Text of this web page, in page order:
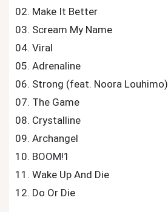
02. Make It Better
03. Scream My Name
04. Viral
05. Adrenaline
06. Strong (feat. Noora Louhimo)
07. The Game
08. Crystalline
09. Archangel
10. BOOM!1
11. Wake Up And Die
12. Do Or Die